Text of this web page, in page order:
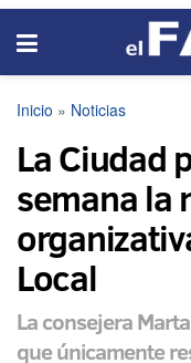
Inicio » Noticias
La Ciudad
semana la
Local
La consejera
que únicamente